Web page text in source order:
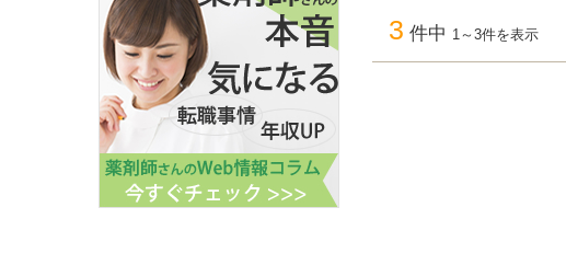
3 件中 1～3件を表示